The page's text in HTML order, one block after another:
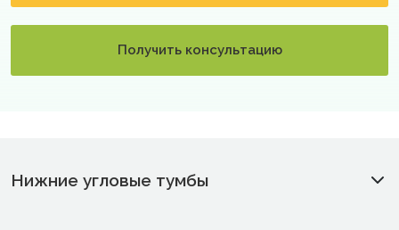
Получить консультацию
Нижние угловые тумбы